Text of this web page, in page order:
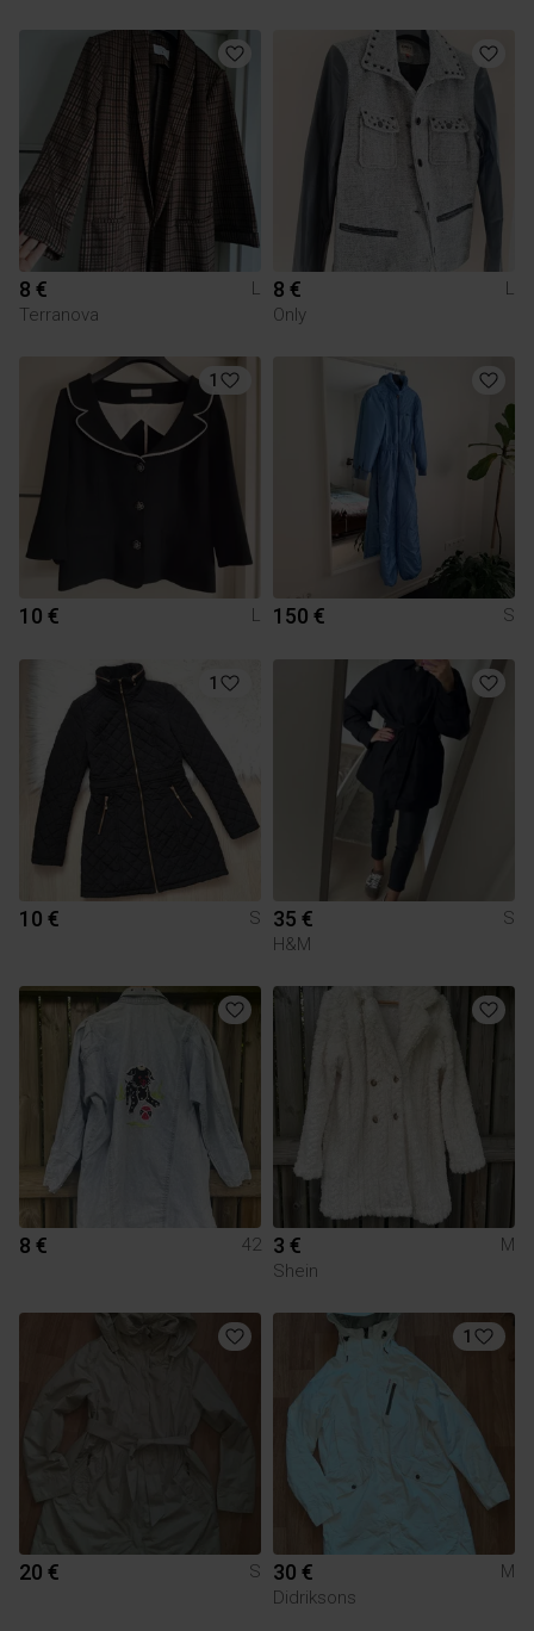
8 €
L
Terranova
8 €
L
Only
1
10 € L 150 € S
1
10 € S 35 €
S
H&M
8 € 42 3 €
M
Shein
20 € S
1
30 €
M
Didriksons